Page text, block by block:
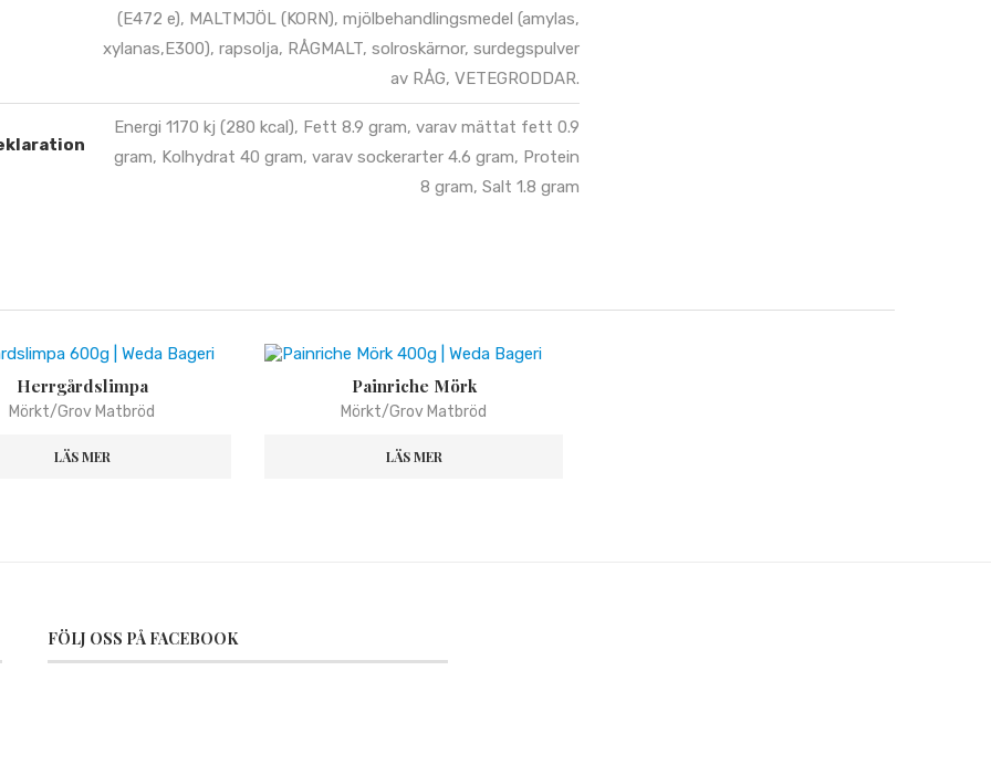
(E472 e), MALTMJÖL (KORN), mjölbehandlingsmedel (amylas,
xylanas,E300), rapsolja, RÅGMALT, solroskärnor, surdegspulver
av RÅG, VETEGRODDAR.
Energi 1170 kj (280 kcal), Fett 8.9 gram, varav mättat fett 0.9
gram, Kolhydrat 40 gram, varav sockerarter 4.6 gram, Protein
8 gram, Salt 1.8 gram
Herrgårdslimpa
Mörkt/Grov Matbröd
LÄS MER
Painriche Mörk
Mörkt/Grov Matbröd
LÄS MER
FÖLJ OSS PÅ FACEBOOK